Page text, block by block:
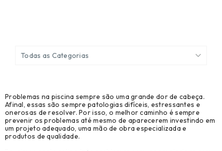
Problemas na piscina sempre são uma grande dor de cabeça.
Afinal, essas são sempre patologias difíceis, estressantes e
onerosas de resolver. Por isso, o melhor caminho é sempre
prevenir os problemas até mesmo de aparecerem investindo em
um projeto adequado, uma mão de obra especializada e
produtos de qualidade.
Todas as Categorias
Agronegócio (7)
Biblioteca Técnica (69)
Cases de sucesso (32)